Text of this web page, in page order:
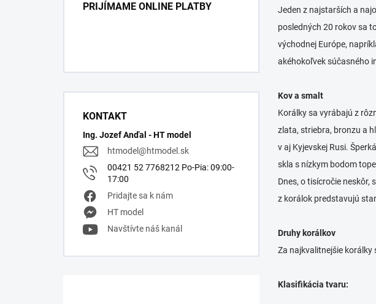
PRIJÍMAME ONLINE PLATBY
KONTAKT
Ing. Jozef Anďal - HT model
htmodel@htmodel.sk
00421 52 7768212 Po-Pia: 09:00-
17:00
Pridajte sa k nám
HT model
Navštívte náš kanál
Jeden z najstarších a
posledných 20 rokov sa
východnej Európe,
akéhokoľvek súčasného
Kov a smalt
Korálky sa vyrábajú z
zlata, striebra, bronzu a
v aj Kyjevskej Rusi.
skla s nízkym bodom
Dnes, o tisícročie
z korálok predstavujú
Druhy korálkov
Za najkvalitnejšie korálky
Klasifikácia tvaru: